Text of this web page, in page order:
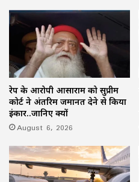
रेप के आरोपी आसाराम को सुप्रीम
कोर्ट ने अंतरिम जमानत देने से किया
इंकार..जानिए क्यों
August 6, 2026